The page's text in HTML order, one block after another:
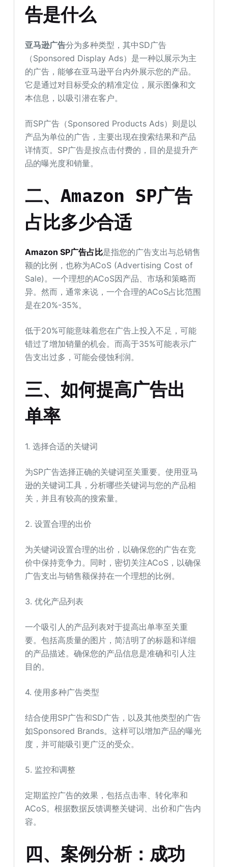
告是什么
亚马逊广告分为多种类型，其中SD广告
（Sponsored Display Ads）是一种以展示为主
的广告，能够在亚马逊平台内外展示您的产品。
它是通过对目标受众的精准定位，展示图像和文
本信息，以吸引潜在客户。
而SP广告（Sponsored Products Ads）则是以
产品为单位的广告，主要出现在搜索结果和产品
详情页。SP广告是按点击付费的，目的是提升产
品的曝光度和销量。
二、Amazon SP广告
占比多少合适
Amazon SP广告占比是指您的广告支出与总销售
额的比例，也称为ACoS (Advertising Cost of
Sale)。一个理想的ACoS因产品、市场和策略而
异。然而，通常来说，一个合理的ACoS占比范围
是在20%-35%。
低于20%可能意味着您在广告上投入不足，可能
错过了增加销量的机会。而高于35%可能表示广
告支出过多，可能会侵蚀利润。
三、如何提高广告出
单率
1. 选择合适的关键词
为SP广告选择正确的关键词至关重要。使用亚马
逊的关键词工具，分析哪些关键词与您的产品相
关，并且有较高的搜索量。
2. 设置合理的出价
为关键词设置合理的出价，以确保您的广告在竞
价中保持竞争力。同时，密切关注ACoS，以确保
广告支出与销售额保持在一个理想的比例。
3. 优化产品列表
一个吸引人的产品列表对于提高出单率至关重
要。包括高质量的图片，简洁明了的标题和详细
的产品描述。确保您的产品信息是准确和引人注
目的。
4. 使用多种广告类型
结合使用SP广告和SD广告，以及其他类型的广告
如Sponsored Brands。这样可以增加产品的曝光
度，并可能吸引更广泛的受众。
5. 监控和调整
定期监控广告的效果，包括点击率、转化率和
ACoS。根据数据反馈调整关键词、出价和广告内
容。
四、案例分析：成功